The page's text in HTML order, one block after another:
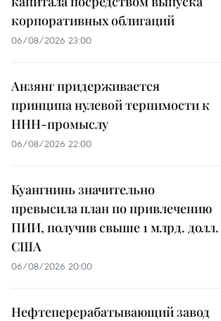
корпоративных облигаций
06/08/2026 23:00
Анзянг придерживается
принципа нулевой терпимости к
ННН-промыслу
06/08/2026 22:00
Куангнинь значительно
превысила план по привлечению
ПИИ, получив свыше 1 млрд. долл.
США
06/08/2026 20:00
Нефтеперерабатывающий завод